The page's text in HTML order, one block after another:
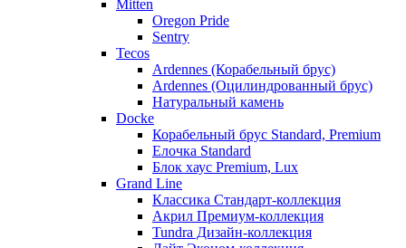
Mitten
Oregon Pride
Sentry
Tecos
Ardennes (Корабельный брус)
Ardennes (Оцилиндрованный брус)
Натуральный камень
Docke
Корабельный брус Standard, Premium
Елочка Standard
Блок хаус Premium, Lux
Grand Line
Классика Стандарт-коллекция
Акрил Премиум-коллекция
Tundra Дизайн-коллекция